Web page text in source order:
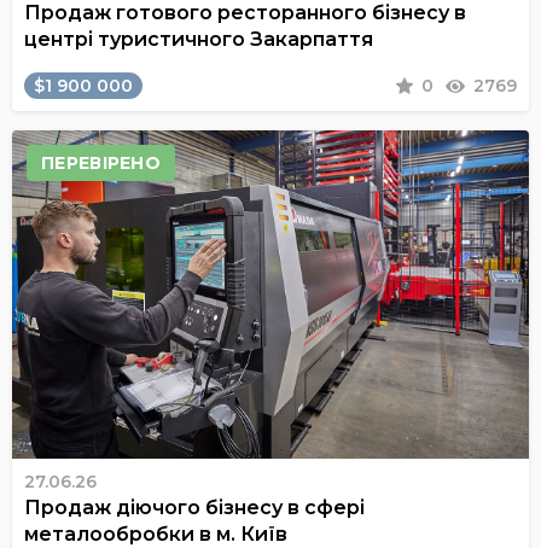
Продаж готового ресторанного бізнесу в
центрі туристичного Закарпаття
$1 900 000 0 2769
ПЕРЕВІРЕНО
27.06.26
Продаж діючого бізнесу в сфері
металообробки в м. Київ